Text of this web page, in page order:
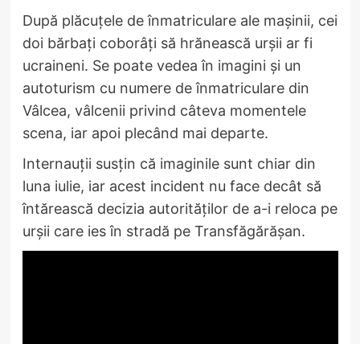
După plăcuțele de înmatriculare ale mașinii, cei
doi bărbați coborâți să hrănească urșii ar fi
ucraineni. Se poate vedea în imagini și un
autoturism cu numere de înmatriculare din
Vâlcea, vâlcenii privind câteva momentele
scena, iar apoi plecând mai departe.
Internauții susțin că imaginile sunt chiar din
luna iulie, iar acest incident nu face decât să
întărească decizia autorităților de a-i reloca pe
urșii care ies în stradă pe Transfăgărășan.